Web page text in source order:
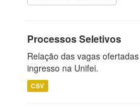
Processos Seletivos
Relação das vagas
ingresso na Unifei.
CSV